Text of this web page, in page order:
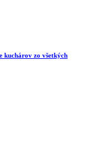
kuchárov zo všetkých